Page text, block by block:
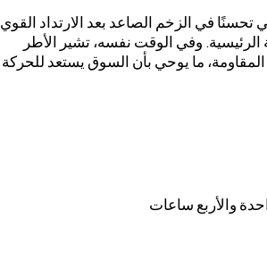
تحسنًا في الزخم الصاعد بعد الارتداد القوي
وفي الوقت نفسه، تشير الأطر
أسفل المقاومة، ما يوحي بأن السوق يستعد للحركة
والأربع ساعات